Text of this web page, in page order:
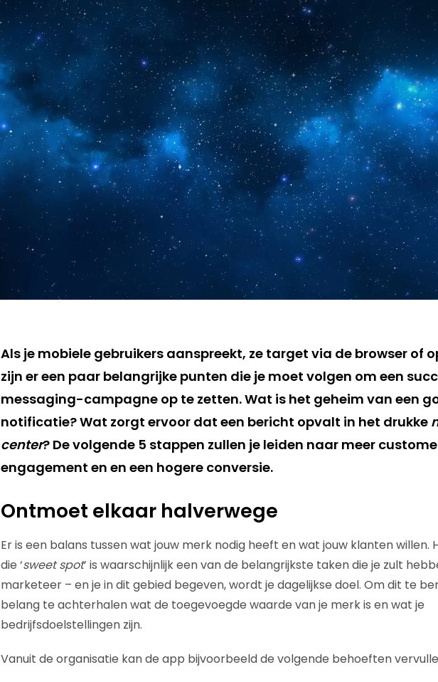
Als je mobiele gebruikers aanspreekt, ze target via de browser of
zijn er een paar belangrijke punten die je moet volgen om een
messaging-campagne op te zetten. Wat is het geheim van een
notificatie? Wat zorgt ervoor dat een bericht opvalt in het drukke
center? De volgende 5 stappen zullen je leiden naar meer
engagement en en een hogere conversie.
Ontmoet elkaar halverwege
Er is een balans tussen wat jouw merk nodig heeft en wat jouw klanten willen.
die ‘sweet spot’ is waarschijnlijk een van de belangrijkste taken die je zult
marketeer – en je in dit gebied begeven, wordt je dagelijkse doel. Om dit te
belang te achterhalen wat de toegevoegde waarde van je merk is en wat je
bedrijfsdoelstellingen zijn.
Vanuit de organisatie kan de app bijvoorbeeld de volgende behoeften